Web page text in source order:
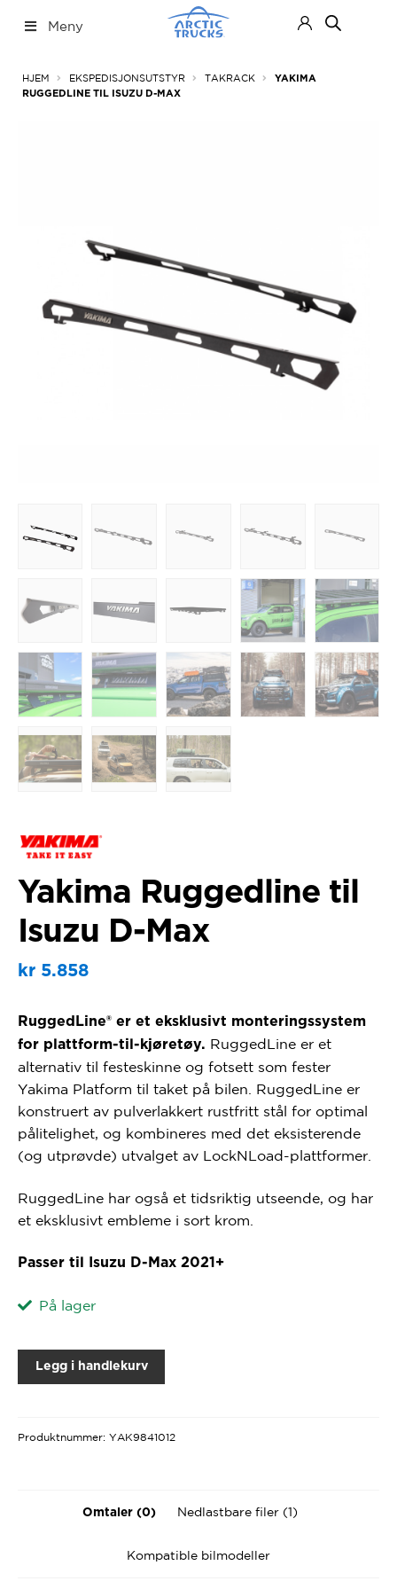
til
til
Meny
HJEM EKSPEDISJONSUTSTYR TAKRACK
YAKIMA
RUGGEDLINE TIL ISUZU D-MAX
Yakima Ruggedline til
Isuzu D-Max
kr5.858
RuggedLine® er et eksklusivt monteringssystem
for plattform-til-kjøretøy. RuggedLine er et
alternativ til festeskinne og fotsett som fester
Yakima Platform til taket på bilen. RuggedLine er
konstruert av pulverlakkert rustfritt stål for optimal
pålitelighet, og kombineres med det eksisterende
(og utprøvde) utvalget av LockNLoad-plattformer.
RuggedLine har også et tidsriktig utseende, og har
et eksklusivt embleme i sort krom.
Passer til Isuzu D-Max 2021+
På lager
Legg i handlekurv
Produktnummer: YAK9841012
Omtaler (0) Nedlastbare filer (1)
Kompatible bilmodeller